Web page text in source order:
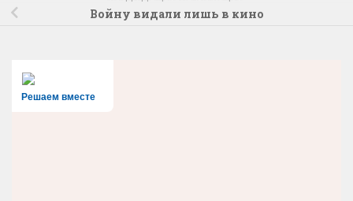
Войну видали лишь в кино
Решаем вместе